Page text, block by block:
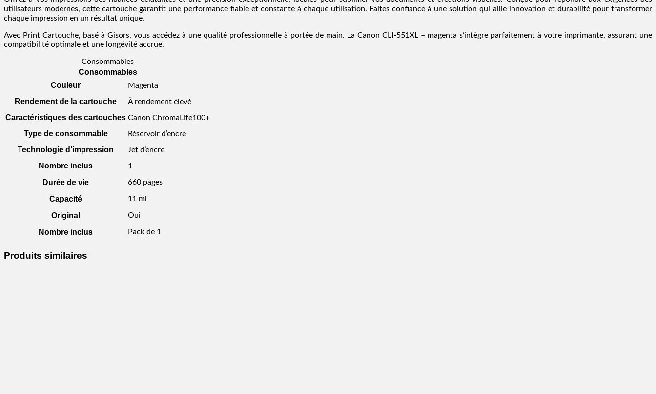
utilisateurs modernes, cette cartouche garantit une performance fiable et constante à chaque utilisation. Faites confiance à une solution qui allie innovation et durabilité pour transformer
chaque impression en un résultat unique.
Avec Print Cartouche, basé à Gisors, vous accédez à une qualité professionnelle à portée de main. La Canon CLI-551XL – magenta s’intègre parfaitement à votre imprimante, assurant une
compatibilité optimale et une longévité accrue.
Consommables
Consommables
Couleur
Magenta
Rendement de la cartouche À rendement élevé
Caractéristiques des cartouches Canon ChromaLife100+
Type de consommable Réservoir d’encre
Technologie d’impression Jet d’encre
Nombre inclus 1
Durée de vie 660 pages
Capacité 11 ml
Original Oui
Nombre inclus Pack de 1
Produits similaires